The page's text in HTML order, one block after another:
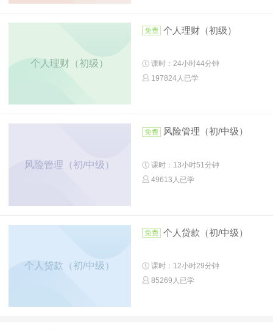
个人理财（初级）
个人理财（初级）
课时：24小时44分钟
197824人已学
风险管理（初/中级）
风险管理（初/中级）
课时：13小时51分钟
49613人已学
个人贷款（初/中级）
个人贷款（初/中级）
课时：12小时29分钟
85269人已学